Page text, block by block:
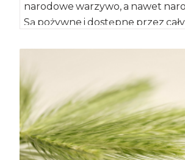
narodowe warzywo, a nawet
Są pożywne i dostępne przez